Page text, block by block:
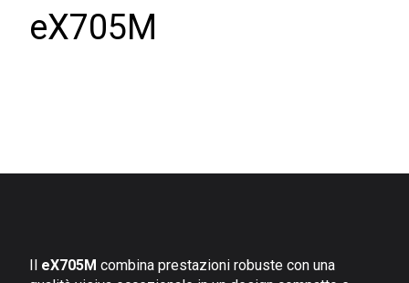
eX705M
eX705M combina prestazioni robuste con una